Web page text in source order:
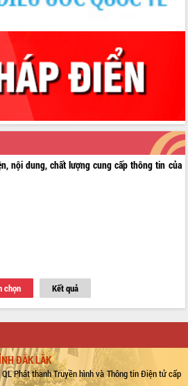
nội dung, chất lượng cung cấp thông tin của
chọn Kết quả
ĐẮK LẮK
Phát thanh Truyền hình và Thông tin Điện tử cấp